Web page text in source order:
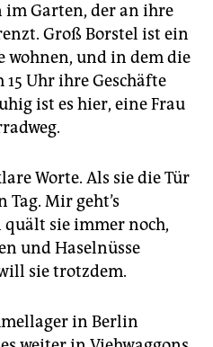
im Garten, der an ihre
Groß Borstel ist ein
wohnen, und in dem die
Uhr ihre Geschäfte
ist es hier, eine Frau
Worte. Als sie die Tür
Tag. Mir geht’s
quält sie immer noch,
und Haselnüsse
sie trotzdem.
in Berlin